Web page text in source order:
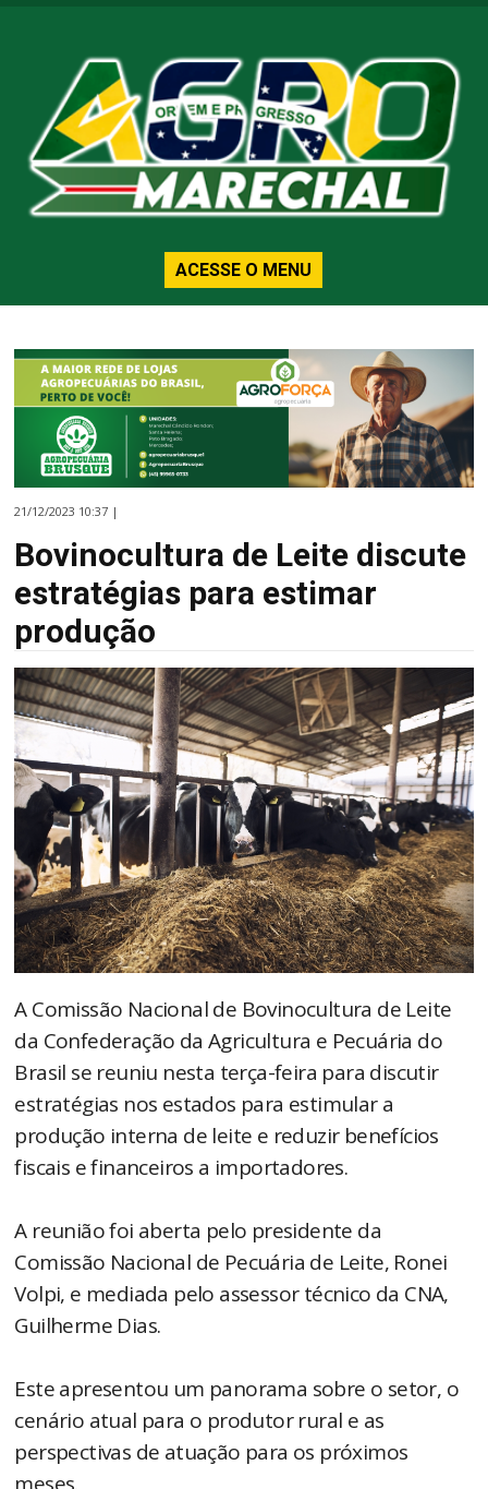
ACESSE O MENU
21/12/2023 10:37 |
Bovinocultura de Leite discute
estratégias para estimar
produção
A Comissão Nacional de Bovinocultura de Leite
da Confederação da Agricultura e Pecuária do
Brasil se reuniu nesta terça-feira para discutir
estratégias nos estados para estimular a
produção interna de leite e reduzir benefícios
fiscais e financeiros a importadores.
A reunião foi aberta pelo presidente da
Comissão Nacional de Pecuária de Leite, Ronei
Volpi, e mediada pelo assessor técnico da CNA,
Guilherme Dias.
Este apresentou um panorama sobre o setor, o
cenário atual para o produtor rural e as
perspectivas de atuação para os próximos